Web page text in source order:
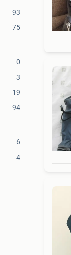
93
75
0
3
19
94
6
4